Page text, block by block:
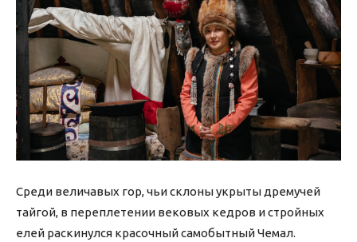
Среди величавых гор, чьи склоны укрыты дремучей
тайгой, в переплетении вековых кедров и стройных
елей раскинулся красочный самобытный Чемал.